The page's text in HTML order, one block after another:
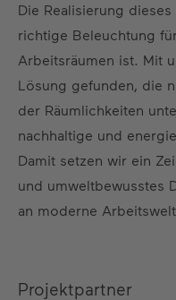
Die Realisierung
richtige Beleuchtung
Arbeitsräumen ist. Mit
Lösung gefunden, die
der Räumlichkeiten
nachhaltige und
Damit setzen wir ein
und umweltbewusstes
an moderne
Projektpartner